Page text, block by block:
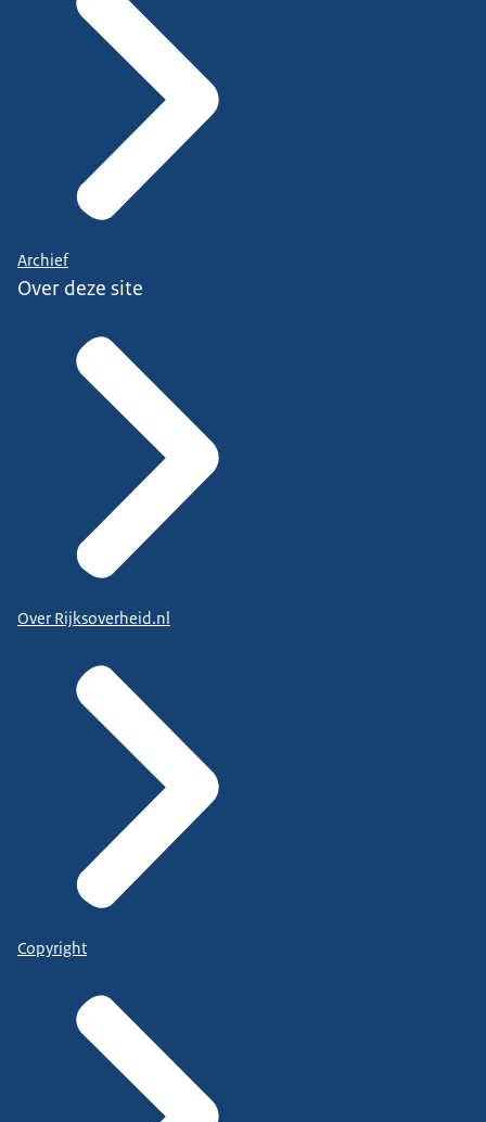
Archief
Over deze site
Over Rijksoverheid.nl
Copyright